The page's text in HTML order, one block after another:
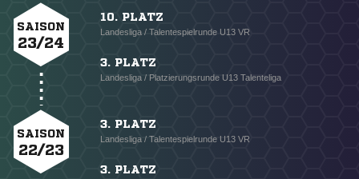
SAISON
23/24
10. PLATZ
Landesliga / Talentespielrunde U13 VR
3. PLATZ
Landesliga / Platzierungsrunde U13 Talenteliga
SAISON
22/23
3. PLATZ
Landesliga / Talentespielrunde U13 VR
3. PLATZ